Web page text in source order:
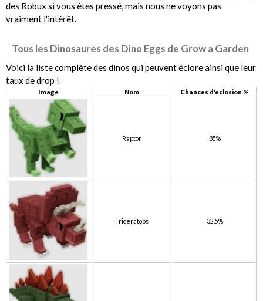
des Robux si vous êtes pressé, mais nous ne voyons pas
vraiment l'intérêt.
Tous les Dinosaures des Dino Eggs de Grow a Garden
Voici la liste complète des dinos qui peuvent éclore ainsi que leur
taux de drop !
Image Nom Chances d'éclosion %
Raptor 35%
Triceratops 32.5%